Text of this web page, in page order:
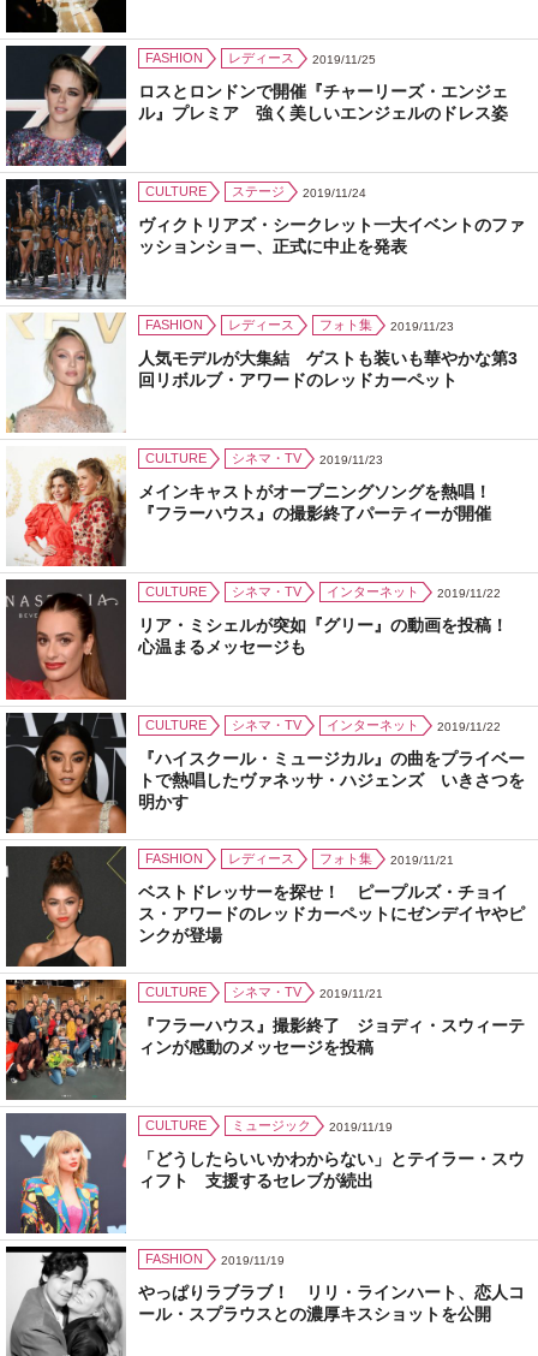
FASHION レディース 2019/11/25
ロスとロンドンで開催『チャーリーズ・エンジェ
ル』プレミア 強く美しいエンジェルのドレス姿
CULTURE ステージ 2019/11/24
ヴィクトリアズ・シークレット一大イベントのファ
ッションショー、正式に中止を発表
FASHION レディース フォト集 2019/11/23
人気モデルが大集結 ゲストも装いも華やかな第3
回リボルブ・アワードのレッドカーペット
CULTURE シネマ・TV 2019/11/23
メインキャストがオープニングソングを熱唱！
『フラーハウス』の撮影終了パーティーが開催
CULTURE シネマ・TV インターネット 2019/11/22
リア・ミシェルが突如『グリー』の動画を投稿！
心温まるメッセージも
CULTURE シネマ・TV インターネット 2019/11/22
『ハイスクール・ミュージカル』の曲をプライベー
トで熱唱したヴァネッサ・ハジェンズ いきさつを
明かす
FASHION レディース フォト集 2019/11/21
ベストドレッサーを探せ！ ピープルズ・チョイ
ス・アワードのレッドカーペットにゼンデイヤやピ
ンクが登場
CULTURE シネマ・TV 2019/11/21
『フラーハウス』撮影終了 ジョディ・スウィーテ
ィンが感動のメッセージを投稿
CULTURE ミュージック 2019/11/19
「どうしたらいいかわからない」とテイラー・スウ
ィフト 支援するセレブが続出
FASHION 2019/11/19
やっぱりラブラブ！ リリ・ラインハート、恋人コ
ール・スプラウスとの濃厚キスショットを公開